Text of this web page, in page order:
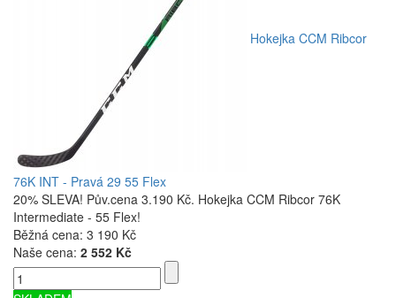
Hokejka CCM Ribcor
76K INT - Pravá 29 55 Flex
20% SLEVA! Pův.cena 3.190 Kč. Hokejka CCM Ribcor 76K
Intermediate - 55 Flex!
Běžná cena: 3 190 Kč
Naše cena: 2 552 Kč